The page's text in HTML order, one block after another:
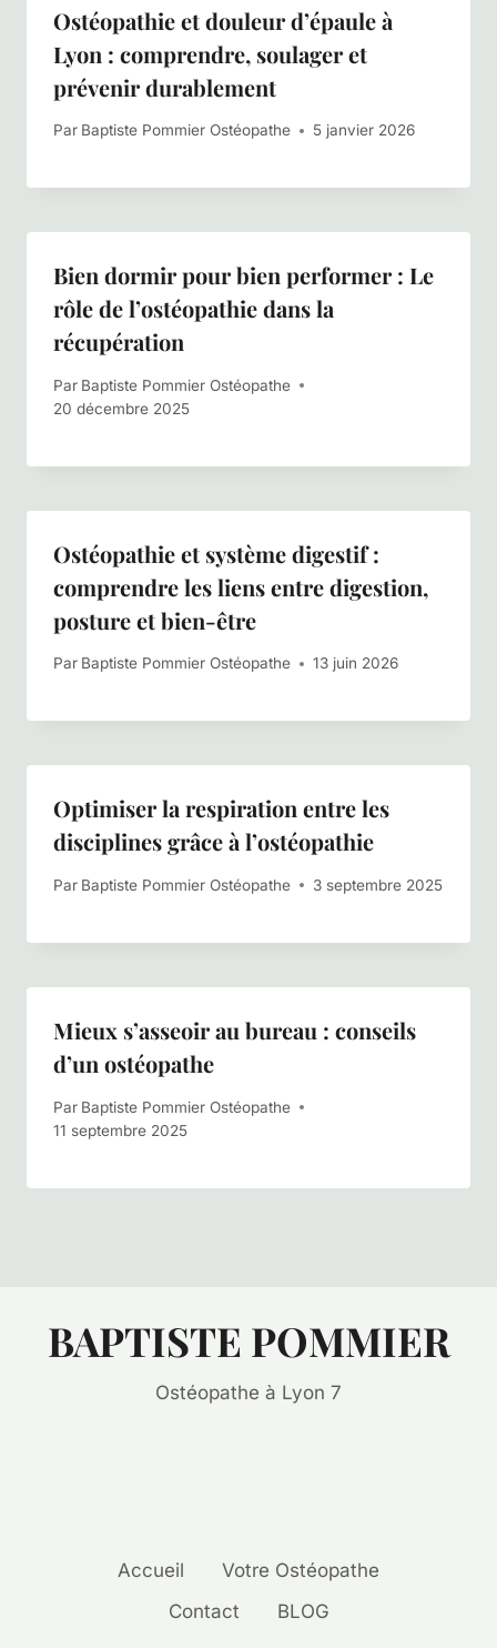
Ostéopathie et douleur d’épaule à
Lyon : comprendre, soulager et
prévenir durablement
Par Baptiste Pommier Ostéopathe 5 janvier 2026
Bien dormir pour bien performer : Le
rôle de l’ostéopathie dans la
récupération
Par Baptiste Pommier Ostéopathe
20 décembre 2025
Ostéopathie et système digestif :
comprendre les liens entre digestion,
posture et bien-être
Par Baptiste Pommier Ostéopathe 13 juin 2026
Optimiser la respiration entre les
disciplines grâce à l’ostéopathie
Par Baptiste Pommier Ostéopathe 3 septembre 2025
Mieux s’asseoir au bureau : conseils
d’un ostéopathe
Par Baptiste Pommier Ostéopathe
11 septembre 2025
BAPTISTE POMMIER
Ostéopathe à Lyon 7
Accueil
Votre Ostéopathe
Contact
BLOG